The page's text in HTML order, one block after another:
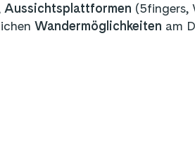
Aussichtsplattformen (5fingers,
Wandermöglichkeiten am